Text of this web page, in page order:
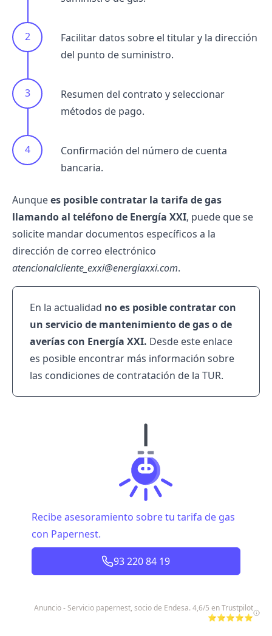
Facilitar datos sobre el titular y la dirección
del punto de suministro.
Resumen del contrato y seleccionar
métodos de pago.
Confirmación del número de cuenta
bancaria.
Aunquees posible contratar la tarifa de gas
llamando al teléfono de Energía XXI, puede que se
solicite mandar documentos específicos a la
dirección de correo electrónico
atencionalcliente_exxi@energiaxxi.com.
En la actualidad no es posible contratar con
un servicio de mantenimiento de gas o de
averías con Energía XXI. Desde este enlace
es posible encontrar más información sobre
las condiciones de contratación de la TUR.
Recibe asesoramiento sobre tu tarifa de gas
con Papernest.
93 220 84 19
Anuncio - Servicio papernest, socio de Endesa. 4,6/5 en Trustpilot
⭐⭐⭐⭐⭐